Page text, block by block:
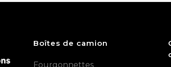
Boîtes de camion
Fourgonnettes